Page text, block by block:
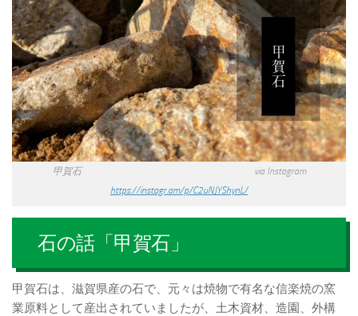
甲賀石 via Instagram
https://instagr.am/p/C2uNJYShynL/
石の話「甲賀石」
甲賀石は、滋賀県産の石で、元々は焼物で有名な信楽焼の窯
業原料として産出されていましたが、土木資材、造園、外構